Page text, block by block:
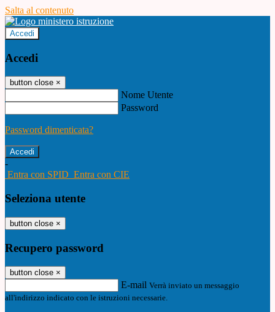
Salta al contenuto
Accedi
Accedi
button close ×
Nome Utente
Password
Password dimenticata?
-
Entra con SPID Entra con CIE
Seleziona utente
button close ×
Recupero password
button close ×
E-mail Verrà inviato un messaggio
all'indirizzo indicato con le istruzioni necessarie.